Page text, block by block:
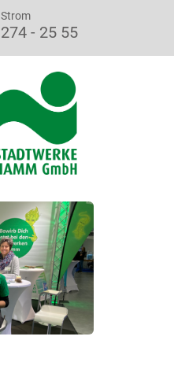
Strom
274 - 25 55